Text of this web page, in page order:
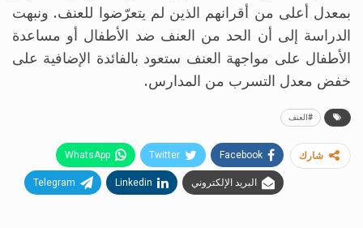
بمعدل أعلى من أقرانهم الذين لم يتعرّضوا للعنف. ونبهت
الدراسة إلى أن الحد من العنف ضد الأطفال أو مساعدة
الأطفال على مواجهة العنف ستعود بالفائدة الإضافية على
خفض معدل التسرب من المدارس.
#العنف
شارك Facebook
Twitter
WhatsApp
البريد الإلكتروني Linkedin
Telegram